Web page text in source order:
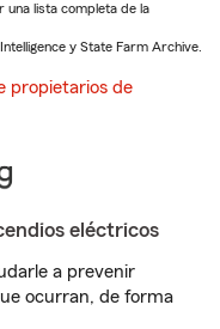
una lista completa de la
y State Farm Archive.
propietarios de
eléctricos
a prevenir
ocurran, de forma